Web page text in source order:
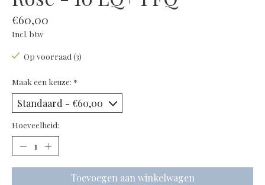
€60,00
Incl. btw
Op voorraad (3)
Maak een keuze: *
Hoeveelheid:
Toevoegen aan winkelwagen